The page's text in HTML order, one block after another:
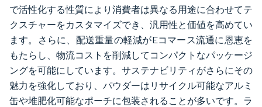
で活性化する性質により消費者は異なる用途に合わせてテ
クスチャーをカスタマイズでき、汎用性と価値を高めてい
ます。さらに、配送重量の軽減がEコマース流通に恩恵を
もたらし、物流コストを削減してコンパクトなパッケージ
ングを可能にしています。サステナビリティがさらにその
魅力を強化しており、パウダーはリサイクル可能なアルミ
缶や堆肥化可能なポーチに包装されることが多いです。ラ